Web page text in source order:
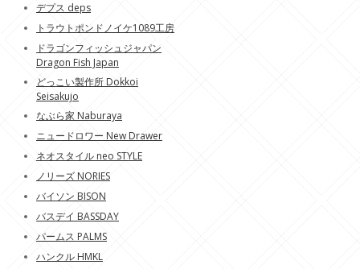
デプス deps
トラウトポンドノイケ1089工房
ドラゴンフィッシュジャパン
Dragon Fish Japan
どっこい製作所 Dokkoi
Seisakujo
なぶら家 Naburaya
ニュードロワー New Drawer
ネオスタイル neo STYLE
ノリーズ NORIES
バイソン BISON
バスデイ BASSDAY
パームス PALMS
ハンクル HMKL